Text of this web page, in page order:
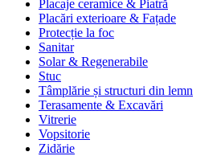
Placaje ceramice & Piatră
Placări exterioare & Fațade
Protecție la foc
Sanitar
Solar & Regenerabile
Stuc
Tâmplărie și structuri din lemn
Terasamente & Excavări
Vitrerie
Vopsitorie
Zidărie